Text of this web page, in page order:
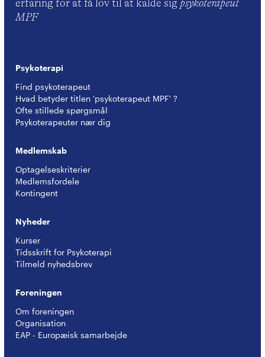
erfaring for at få lov til at kalde sig psykoterapeut
MPF
Psykoterapi
Find psykoterapeut
Hvad betyder titlen 'psykoterapeut MPF' ?
Ofte stillede spørgsmål
Psykoterapeuter nær dig
Medlemskab
Optagelseskriterier
Medlemsfordele
Kontingent
Nyheder
Kurser
Tidsskrift for Psykoterapi
Tilmeld nyhedsbrev
Foreningen
Om foreningen
Organisation
EAP - Europæisk samarbejde